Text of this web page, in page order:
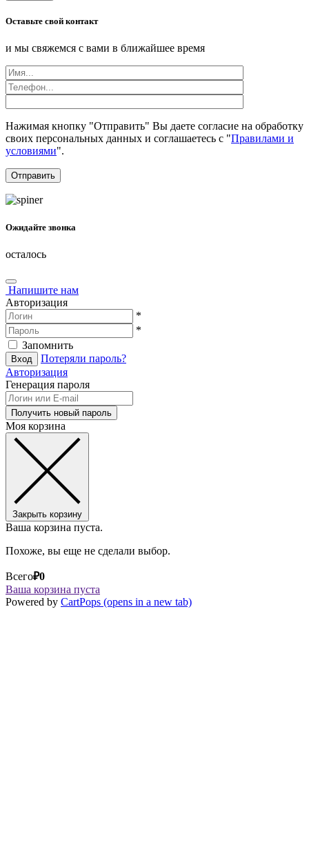
Оставьте свой контакт
и мы свяжемся с вами в ближайшее время
Нажимая кнопку "Отправить" Вы даете согласие на обработку
своих персональных данных и соглашаетесь с "Правилами и
условиями".
Ожидайте звонка
осталось
Напишите нам
Авторизация
*
*
Запомнить
Потеряли пароль?
Авторизация
Генерация пароля
Моя корзина
Закрыть корзину
Ваша корзина пуста.
Похоже, вы еще не сделали выбор.
Всего₽0
Ваша корзина пуста
Powered by CartPops (opens in a new tab)